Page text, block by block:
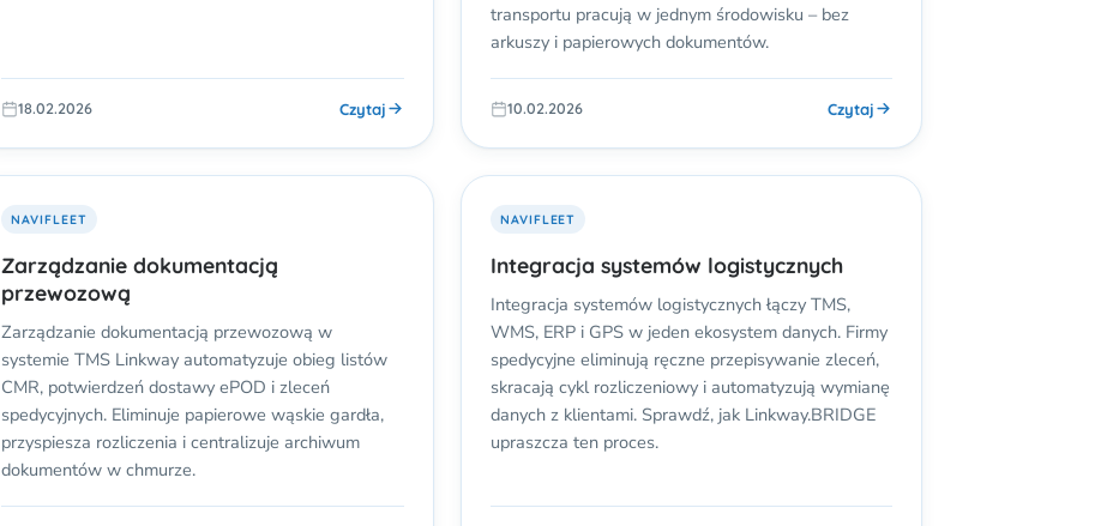
18.02.2026 Czytaj
transportu pracują w jednym środowisku – bez
arkuszy i papierowych dokumentów.
10.02.2026 Czytaj
NAVIFLEET
Zarządzanie dokumentacją
przewozową
Zarządzanie dokumentacją przewozową w
systemie TMS Linkway automatyzuje obieg listów
CMR, potwierdzeń dostawy ePOD i zleceń
spedycyjnych. Eliminuje papierowe wąskie gardła,
przyspiesza rozliczenia i centralizuje archiwum
dokumentów w chmurze.
NAVIFLEET
Integracja systemów logistycznych
Integracja systemów logistycznych łączy TMS,
WMS, ERP i GPS w jeden ekosystem danych. Firmy
spedycyjne eliminują ręczne przepisywanie zleceń,
skracają cykl rozliczeniowy i automatyzują wymianę
danych z klientami. Sprawdź, jak Linkway.BRIDGE
upraszcza ten proces.